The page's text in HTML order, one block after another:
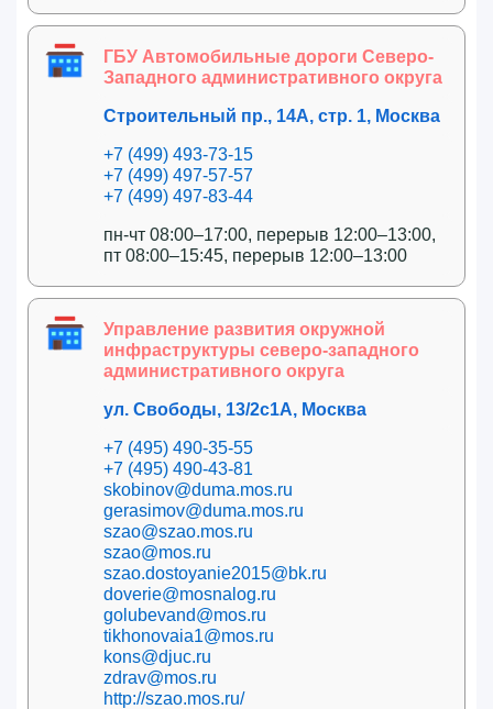
ГБУ Автомобильные дороги Северо-
Западного административного округа
Строительный пр., 14А, стр. 1, Москва
+7 (499) 493-73-15
+7 (499) 497-57-57
+7 (499) 497-83-44
пн-чт 08:00–17:00, перерыв 12:00–13:00,
пт 08:00–15:45, перерыв 12:00–13:00
Управление развития окружной
инфраструктуры северо-западного
административного округа
ул. Свободы, 13/2с1А, Москва
+7 (495) 490-35-55
+7 (495) 490-43-81
skobinov@duma.mos.ru
gerasimov@duma.mos.ru
szao@szao.mos.ru
szao@mos.ru
szao.dostoyanie2015@bk.ru
doverie@mosnalog.ru
golubevand@mos.ru
tikhonovaia1@mos.ru
kons@djuc.ru
zdrav@mos.ru
http://szao.mos.ru/